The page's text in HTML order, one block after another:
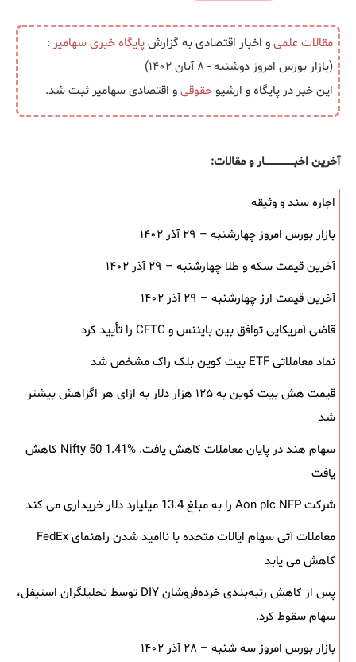
مقالات علمیو اخبار اقتصادی به گزارشپایگاه خبریسهامیر :
(بازار بورس امروز دوشنبه - ۸ آبان ۱۴۰۲)
این خبر در پایگاه و ارشیوحقوقیو اقتصادی سهامیر ثبت شد.
آخرین اخبــــــــــــــــــار و مقالات:
اجاره سند و وثیقه
بازار بورس امروز چهارشنبه – ۲۹ آذر ۱۴۰۲
آخرین قیمت سکه و طلا چهارشنبه – ۲۹ آذر ۱۴۰۲
آخرین قیمت ارز چهارشنبه – ۲۹ آذر ۱۴۰۲
قاضی آمریکایی توافق بین بایننس و CFTC را تأیید کرد
نماد معاملاتی ETF بیت کوین بلک ‌راک مشخص شد
قیمت هش بیت کوین به ۱۲۵ هزار دلار به‌ ازای هر اگزاهش بیشتر
شد
سهام هند در پایان معاملات کاهش یافت. Nifty 50 1.41% کاهش
یافت
شرکت Aon plc NFP را به مبلغ 13.4 میلیارد دلار خریداری می کند
معاملات آتی سهام ایالات متحده با ناامید شدن راهنمای FedEx
کاهش می یابد
پس از کاهش رتبه‌بندی خرده‌فروشان DIY توسط تحلیلگران استیفل،
سهام سقوط کرد.
بازار بورس امروز سه شنبه – ۲۸ آذر ۱۴۰۲